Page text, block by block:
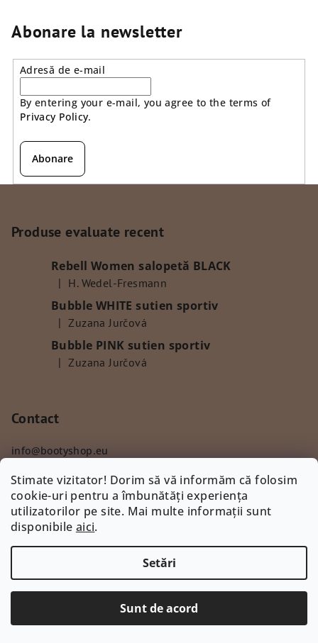
Stimate vizitator! Dorim să vă informăm că folosim
cookie-uri pentru a îmbunătăți experiența
utilizatorilor pe site. Mai multe informații sunt
disponibile aici.
Setări
Sunt de acord
t
r
o
l
ă
l
r
Abonare la newsletter
Adresă de e-mail
By entering your e-mail, you agree to the terms of
Privacy Policy.
Abonare
Produse evaluate recent
Rebell Women salopetă BLACK
Ratingul produsului este 5 din 5 stele.
| H. Wedel-Fresmann
Bubble WHITE sutien sportiv
Ratingul produsului este 5 din 5 stele.
| Zuzana Jurčová
Bubble PINK sutien sportiv
Ratingul produsului este 5 din 5 stele.
| Zuzana Jurčová
Contact
info@bootyshop.eu
Schimb și returnare de bunuri